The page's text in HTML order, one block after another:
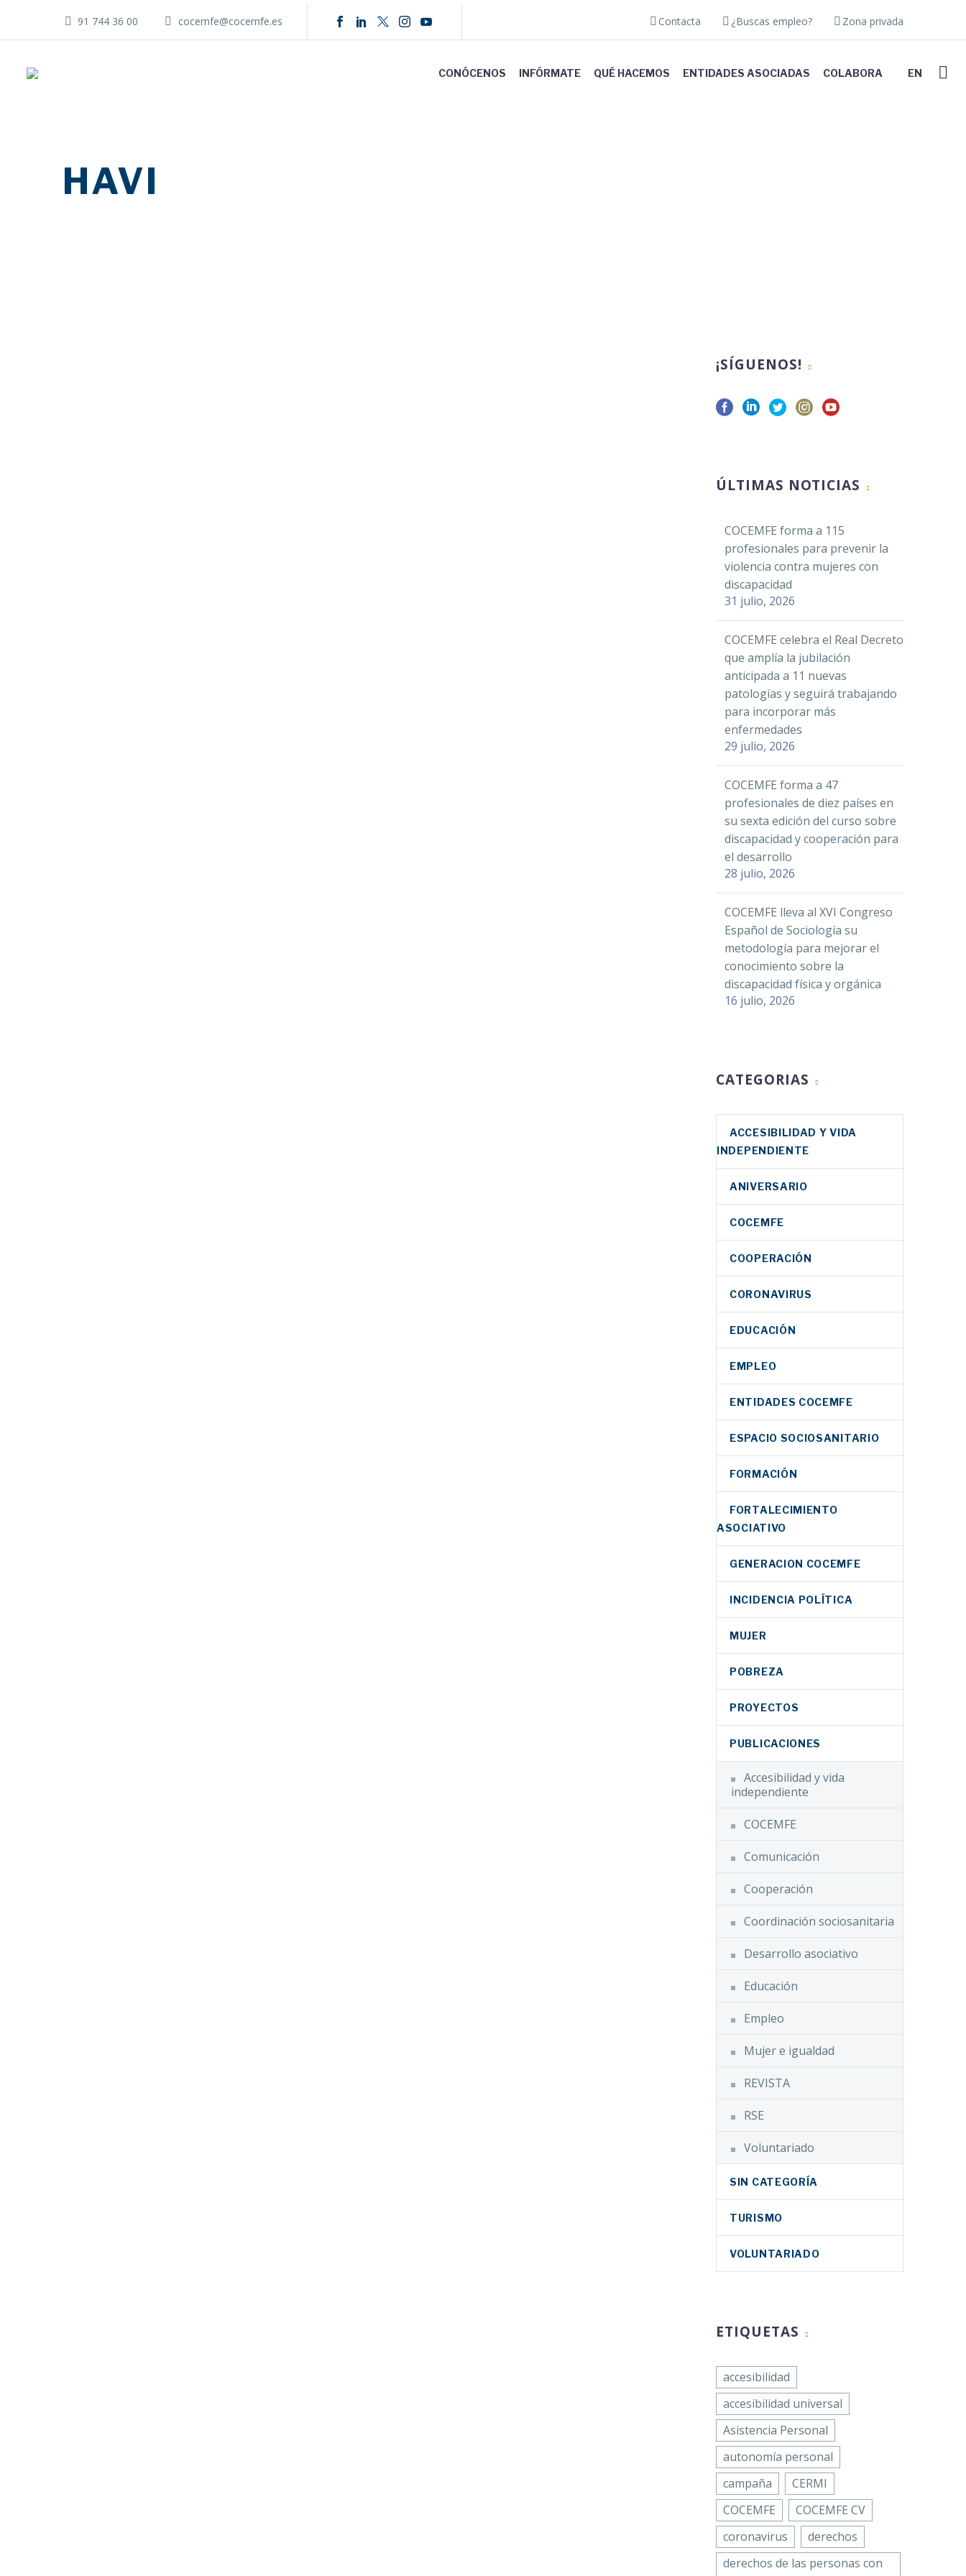
91 744 36 00 cocemfe@cocemfe.es Contacta ¿Buscas empleo? Zona privada
CONÓCENOS INFÓRMATE QUÉ HACEMOS ENTIDADES ASOCIADAS COLABORA EN
HAVI
¡SÍGUENOS!
ÚLTIMAS NOTICIAS
COCEMFE forma a 115
profesionales para prevenir la
violencia contra mujeres con
discapacidad
31 julio, 2026
COCEMFE celebra el Real Decreto
que amplía la jubilación
anticipada a 11 nuevas
patologías y seguirá trabajando
para incorporar más
enfermedades
29 julio, 2026
COCEMFE forma a 47
profesionales de diez países en
su sexta edición del curso sobre
discapacidad y cooperación para
el desarrollo
28 julio, 2026
COCEMFE lleva al XVI Congreso
Español de Sociología su
metodología para mejorar el
conocimiento sobre la
discapacidad física y orgánica
16 julio, 2026
CATEGORIAS
ACCESIBILIDAD Y VIDA
INDEPENDIENTE
ANIVERSARIO
COCEMFE
COOPERACIÓN
CORONAVIRUS
EDUCACIÓN
EMPLEO
ENTIDADES COCEMFE
ESPACIO SOCIOSANITARIO
FORMACIÓN
FORTALECIMIENTO
ASOCIATIVO
GENERACION COCEMFE
INCIDENCIA POLÍTICA
MUJER
POBREZA
PROYECTOS
PUBLICACIONES
Accesibilidad y vida
independiente
COCEMFE
Comunicación
Cooperación
Coordinación sociosanitaria
Desarrollo asociativo
Educación
Empleo
Mujer e igualdad
REVISTA
RSE
Voluntariado
SIN CATEGORÍA
TURISMO
VOLUNTARIADO
ETIQUETAS
accesibilidad
accesibilidad universal
Asistencia Personal
autonomía personal
campaña
CERMI
COCEMFE
COCEMFE CV
coronavirus
derechos
derechos de las personas con